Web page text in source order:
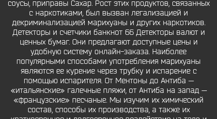
соусы, приправы Сахар. Рост этих продуктов, связанных
с наркотиками, был вызван легализацией и
декриминализацией марихуаны и других наркотиков.
Детекторы и счетчики банкнот 66 Детекторы валют и
ценных бумаг. Они предлагают доступные цены и
удобную систему онлайн-заказа. Наиболее
популярными способами употребления марихуаны
являются ее курение через трубку и испарение с
помощью испарителя. От Ментоны до Антиба —
«итальянские» галечные пляжи, от Антиба на запад —
«французские» песчаные. Мы изучим их химический
состав, способы их производства, а также их